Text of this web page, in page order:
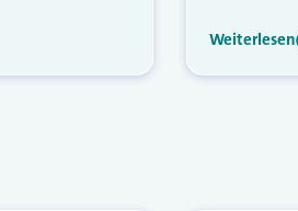
Weiterlesen